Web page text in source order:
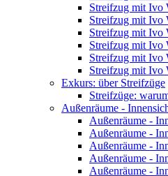
Streifzug mit Ivo
Streifzug mit Ivo
Streifzug mit Ivo
Streifzug mit Ivo
Streifzug mit Ivo
Streifzug mit Ivo
Exkurs: über Streifzüge
Streifzüge:
Außenräume -
Außenräume -
Außenräume -
Außenräume -
Außenräume -
Außenräume -